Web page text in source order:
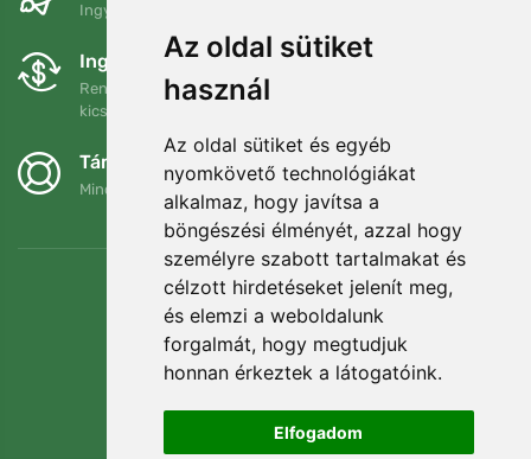
Az oldal sütiket
használ
Az oldal sütiket és egyéb
nyomkövető technológiákat
alkalmaz, hogy javítsa a
böngészési élményét, azzal hogy
személyre szabott tartalmakat és
célzott hirdetéseket jelenít meg,
és elemzi a weboldalunk
forgalmát, hogy megtudjuk
honnan érkeztek a látogatóink.
Elfogadom
Ingyenes szállítás a következő összeg felett: 80 EUR
Ingyenes csere és visszaküldés
Rendelését 90 napon belül bármikor visszaküldheti vagy
kicserélheti.
Támogatjuk a Trees.org-ot
Minden megrendelésért ültetünk egy fát! Bővebben